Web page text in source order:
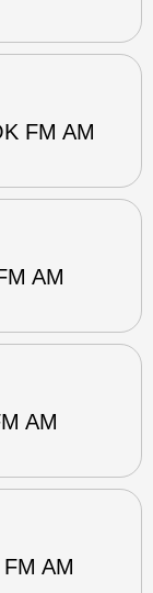
FM AM
AM
AM
AM